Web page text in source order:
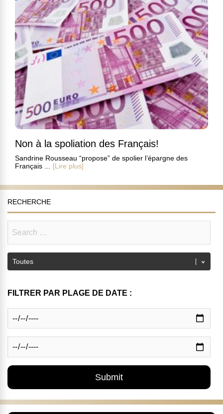
Non à la spoliation des Français!
Sandrine Rousseau “propose” de spolier l’épargne des
Français ...
[Lire plus]
RECHERCHE
FILTRER PAR PLAGE DE DATE :